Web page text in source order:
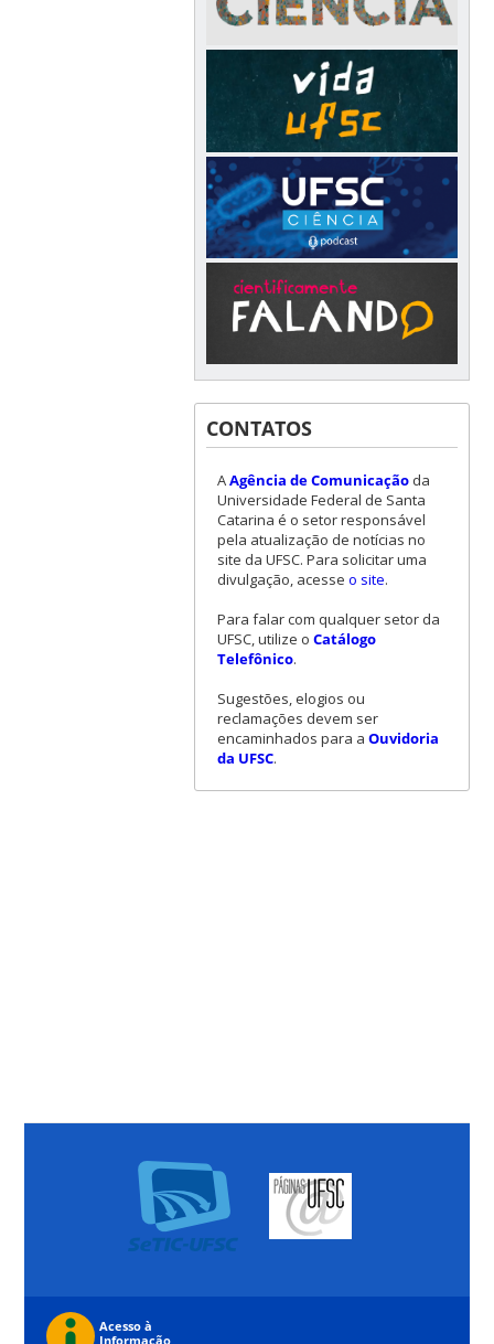
CONTATOS
AAgência de Comunicaçãoda
Universidade Federal de Santa
Catarina é o setor responsável
pela atualização de notícias no
site da UFSC. Para solicitar uma
divulgação, acesse o site.
Para falar com qualquer setor da
UFSC, utilize o Catálogo
Telefônico.
Sugestões, elogios ou
reclamações devem ser
encaminhados para a Ouvidoria
da UFSC.